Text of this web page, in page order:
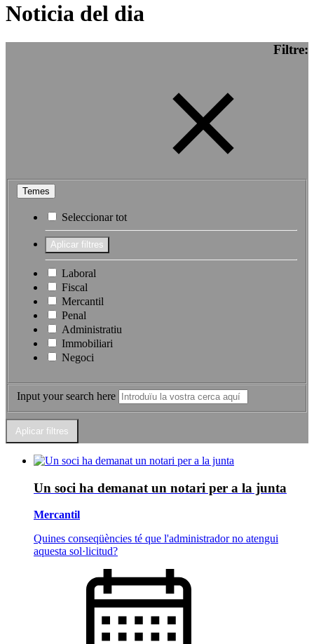
Noticia del dia
Filtre:
Temes
Seleccionar tot
Laboral
Fiscal
Mercantil
Penal
Administratiu
Immobiliari
Negoci
Input your search here
Un soci ha demanat un notari per a la junta
Mercantil
​​​​​​​Quines conseqüències té que l'administrador no atengui
aquesta sol·licitud?